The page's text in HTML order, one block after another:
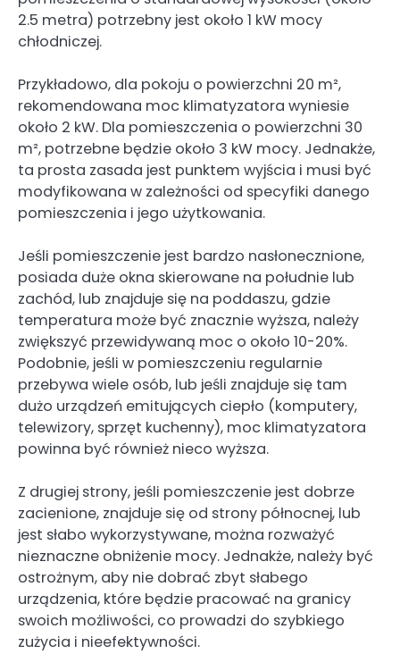
2.5 metra) potrzebny jest około 1 kW mocy
chłodniczej.
Przykładowo, dla pokoju o powierzchni 20 m²,
rekomendowana moc klimatyzatora wyniesie
około 2 kW. Dla pomieszczenia o powierzchni 30
m², potrzebne będzie około 3 kW mocy. Jednakże,
ta prosta zasada jest punktem wyjścia i musi być
modyfikowana w zależności od specyfiki danego
pomieszczenia i jego użytkowania.
Jeśli pomieszczenie jest bardzo nasłonecznione,
posiada duże okna skierowane na południe lub
zachód, lub znajduje się na poddaszu, gdzie
temperatura może być znacznie wyższa, należy
zwiększyć przewidywaną moc o około 10-20%.
Podobnie, jeśli w pomieszczeniu regularnie
przebywa wiele osób, lub jeśli znajduje się tam
dużo urządzeń emitujących ciepło (komputery,
telewizory, sprzęt kuchenny), moc klimatyzatora
powinna być również nieco wyższa.
Z drugiej strony, jeśli pomieszczenie jest dobrze
zacienione, znajduje się od strony północnej, lub
jest słabo wykorzystywane, można rozważyć
nieznaczne obniżenie mocy. Jednakże, należy być
ostrożnym, aby nie dobrać zbyt słabego
urządzenia, które będzie pracować na granicy
swoich możliwości, co prowadzi do szybkiego
zużycia i nieefektywności.